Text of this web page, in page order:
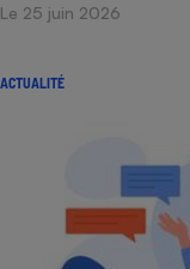
Le 25 juin 2026
ACTUALITÉ